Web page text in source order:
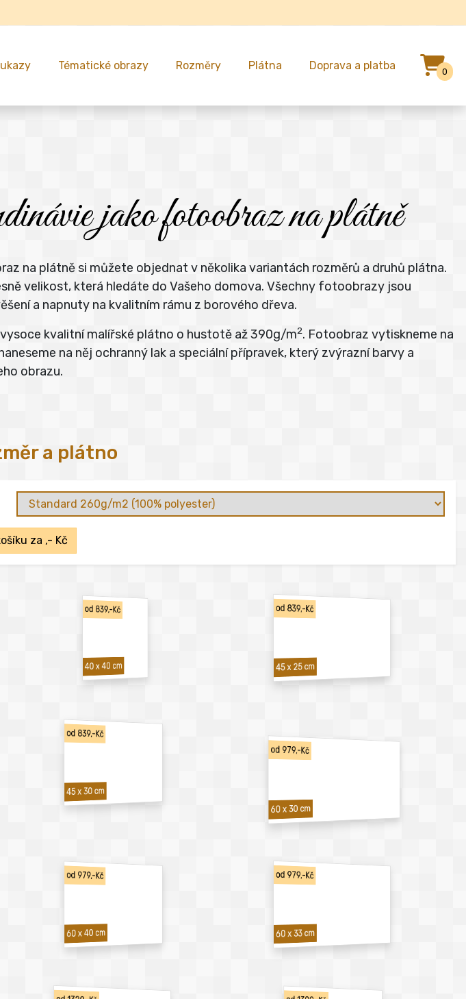
Tématické obrazy Rozměry Plátna Doprava a platba 0
jako fotoobraz na plátně
na plátně si můžete objednat v několika variantách rozměrů a druhů plátna.
velikost, která hledáte do Vašeho domova. Všechny fotoobrazy jsou
a napnuty na kvalitním rámu z borového dřeva.
kvalitní malířské plátno o hustotě až 390g/m2. Fotoobraz vytiskneme na
na něj ochranný lak a speciální přípravek, který zvýrazní barvy a
obrazu.
a plátno
za ,- Kč
od 839,-Kč
40 x 40 cm
od 839,-Kč
45 x 25 cm
od 839,-Kč
45 x 30 cm
od 979,-Kč
60 x 30 cm
od 979,-Kč
60 x 40 cm
od 979,-Kč
60 x 33 cm